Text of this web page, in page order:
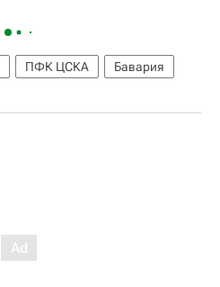
ПФК ЦСКА
Бавария